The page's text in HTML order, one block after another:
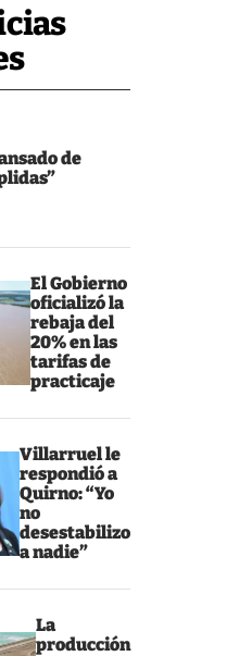
de
El Gobierno
oficializó la
rebaja del
20% en las
tarifas de
practicaje
Villarruel le
respondió a
Quirno: “Yo
no
desestabilizo
a nadie”
La
producción